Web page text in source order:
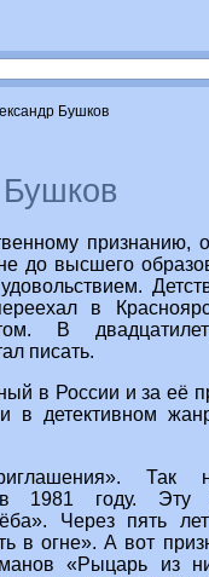
Бушков
признанию,
до высшего
в
В
писать.
в России и за её
в детективном
Так
в 1981 году. Эту
Через пять
в огне». А вот
«Рыцарь из